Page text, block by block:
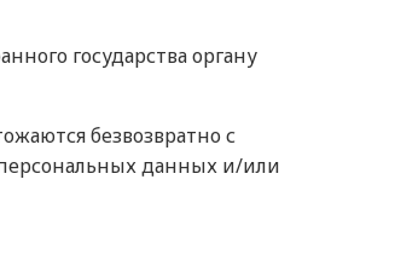
государства органу
безвозвратно с
данных и/или